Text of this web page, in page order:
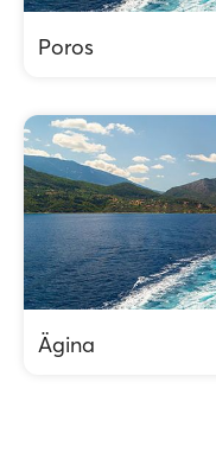
Poros
Ägina